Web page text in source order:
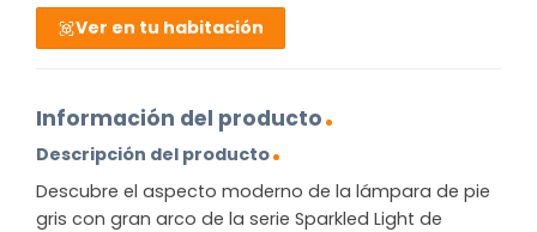
Ver en tu habitación
Información del producto
Descripción del producto
Descubre el aspecto moderno de la lámpara de pie
gris con gran arco de la serie Sparkled Light de